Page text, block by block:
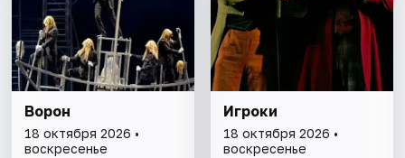
Ворон
18 октября 2026 •
воскресенье
Игроки
18 октября 2026 •
воскресенье